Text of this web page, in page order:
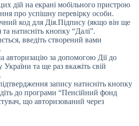
дій на екрані мобільного пристрою
про успішну перевірку особи.
код для Дія.Підпису (якщо він ще
натисніть кнопку “Далі”.
введіть створений вами
авторизацію за допомогою Дії до
та ще раз вкажіть свій
запису натисніть кнопку
до програми “Пенсійний фонд
що авторизований через